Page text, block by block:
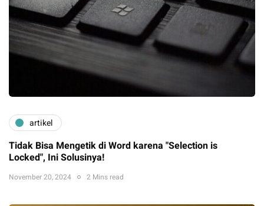
artikel
Tidak Bisa Mengetik di Word karena "Selection is
Locked", Ini Solusinya!
November 20, 2024 2 Mins read